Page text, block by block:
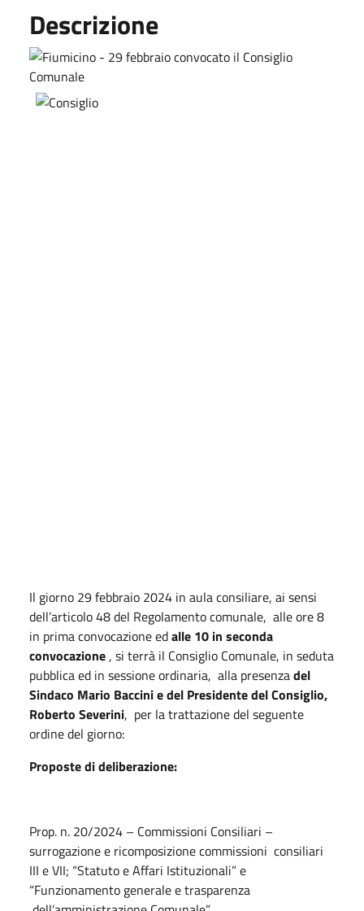
Descrizione
Il giorno 29 febbraio 2024 in aula consiliare, ai sensi
dell’articolo 48 del Regolamento comunale, alle ore 8
in prima convocazione edalle 10 in seconda
convocazione, si terrà il Consiglio Comunale, in seduta
pubblica ed in sessione ordinaria, alla presenzadel
Sindaco Mario Baccini e del Presidente del Consiglio,
Roberto Severini, per la trattazione del seguente
ordine del giorno:
Proposte di deliberazione:
Prop. n. 20/2024 – Commissioni Consiliari –
surrogazione e ricomposizione commissioni consiliari
III e VII; “Statuto e Affari Istituzionali” e
“Funzionamento generale e trasparenza